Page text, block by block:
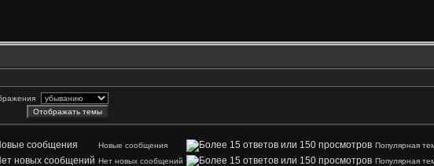
Новые сообщения
Популярная
Нет новых сообщений
Популярная